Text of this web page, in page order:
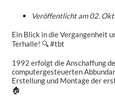
Veröffentlicht am02.
Ein Blick in die Vergangenheit
Terhalle! 🔍 #tbt
1992 erfolgt die Anschaffung
computergesteuerten
Erstellung und Montage der
🏠